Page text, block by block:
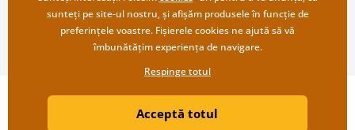
Copyright ©2019 © Dovido.ro.
Litvanyi.sk| Magazinul online a fost creat de
sunteți pe site-ul nostru, și afișăm produsele în funcție de
preferințele voastre. Fișierele cookies ne ajută să vă
îmbunătățim experiența de navigare.
Respinge totul
Acceptă totul